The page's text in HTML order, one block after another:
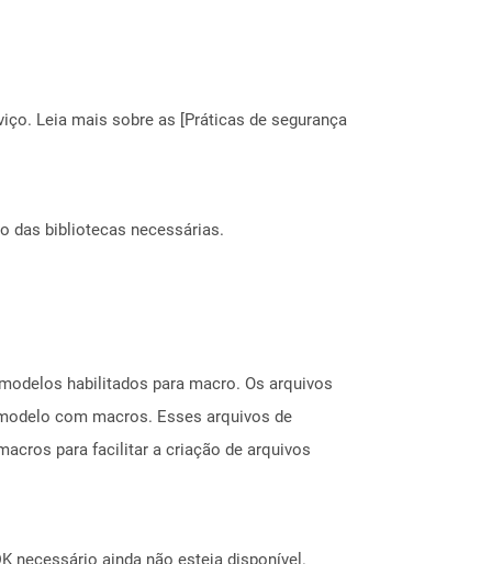
Leia mais sobre as [Práticas de segurança
das bibliotecas necessárias.
habilitados para macro. Os arquivos
com macros. Esses arquivos de
para facilitar a criação de arquivos
necessário ainda não esteja disponível.